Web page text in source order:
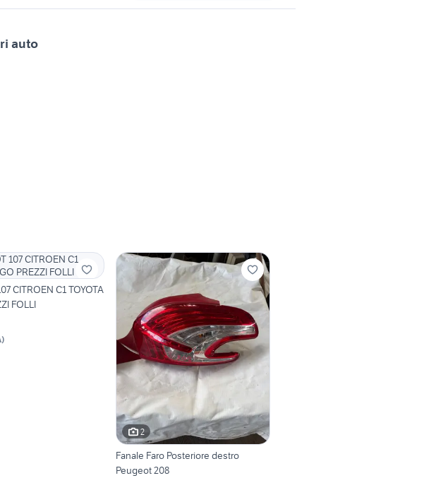
auto
CITROEN C1 TOYOTA
FOLLI
)
2
Fanale Faro Posteriore destro
Peugeot 208